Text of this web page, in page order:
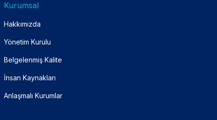
Kurumsal
Hakkımızda
Yönetim Kurulu
Belgelenmiş Kalite
İnsan Kaynakları
Anlaşmalı Kurumlar